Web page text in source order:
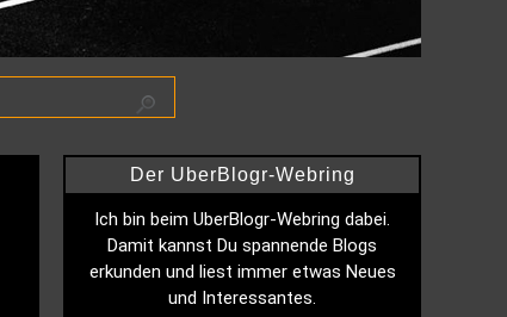
Der UberBlogr-Webring
Ich bin beim UberBlogr-Webring dabei.
Damit kannst Du spannende Blogs
erkunden und liest immer etwas Neues
und Interessantes.